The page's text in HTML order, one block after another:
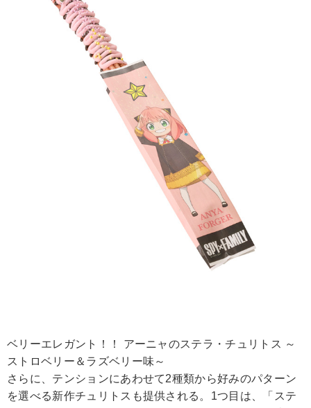
ベリーエレガント！！ アーニャのステラ・チュリトス ～
ストロベリー＆ラズベリー味～
さらに、テンションにあわせて2種類から好みのパターン
を選べる新作チュリトスも提供される。1つ目は、「ステ